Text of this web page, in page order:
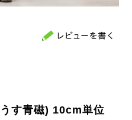
す青磁) 10cm単位